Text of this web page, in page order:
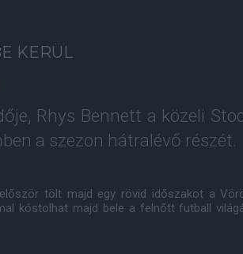
KERÜL
Rhys Bennett a közeli
a szezon hátralévő részét.
tölt majd egy rövid időszakot a
kóstolhat majd bele a felnőtt futball